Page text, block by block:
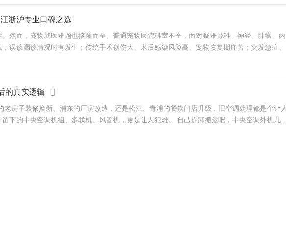
浙沪专业口碑之选
然而，宠物就医难题也接踵而至。普通宠物医院科室不全，面对疑难骨科、神经、肿瘤、
误诊漏诊情况时有发生；传统手术创伤大、术后感染风险高、宠物恢复期痛苦；突发急症
的真实逻辑
房子装修换新、浦东的厂房改造，还是松江、青浦的餐饮门店升级，旧空调处理都是个让
时，旧挂机、柜机拆下来不知道往哪送；厂房改造、饭店翻新留下的中央空调机组、多联机、风管机，更是让人犯难。 自己拆卸搬运吧，中央空调外机